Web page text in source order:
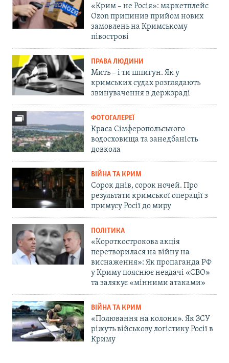
«Крим – не Росія»: маркетплейс
Ozon припинив прийом нових
замовлень на Кримському
півострові
ПРАВА ЛЮДИНИ
Мить – і ти шпигун. Як у
кримських судах розглядають
звинувачення в держзраді
ФОТОГАЛЕРЕЇ
Краса Сімферопольського
водосховища та занедбаність
довкола
ВІЙНА ТА КРИМ
Сорок днів, сорок ночей. Про
результати кримської операції з
примусу Росії до миру
ПОЛІТИКА
«Короткострокова акція
перетворилася на війну на
виснаження»: Як пропаганда РФ
у Криму пояснює невдачі «СВО»
та залякує «мінними атаками»
ВІЙНА ТА КРИМ
«Полювання на колони». Як ЗСУ
ріжуть військову логістику Росії в
Криму